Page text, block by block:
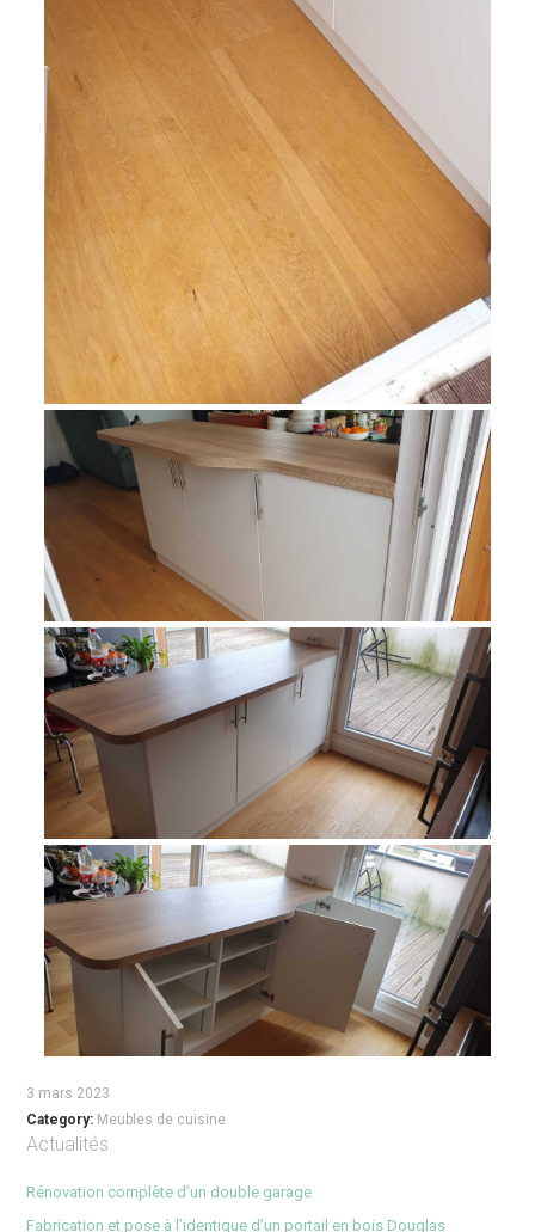
3 mars 2023
Category: Meubles de cuisine
Actualités
Rénovation complète d’un double garage
Fabrication et pose à l’identique d’un portail en bois Douglas